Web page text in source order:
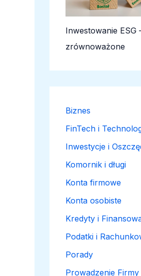
Inwestowanie
zrównoważone
Biznes
FinTech i
Inwestycje i
Komornik i długi
Konta firmowe
Konta osobiste
Kredyty i
Podatki i
Porady
Prowadzenie Firmy